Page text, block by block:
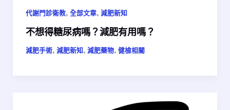
代謝門診衛教, 全部文章, 減肥新知
不想得糖尿病嗎？減肥有用嗎？
減肥手術, 減肥新知, 減肥藥物, 健檢相關